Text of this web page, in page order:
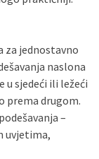
za jednostavno
naslona
u sjedeći ili ležeći
prema drugom.
–
uvjetima,